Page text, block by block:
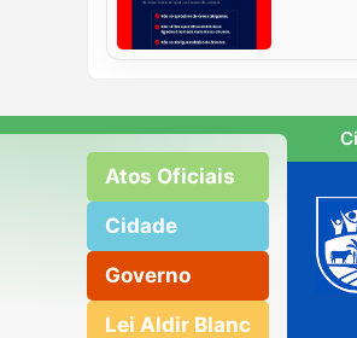
Atos Oficiais
Cidade
Governo
Lei Aldir Blanc